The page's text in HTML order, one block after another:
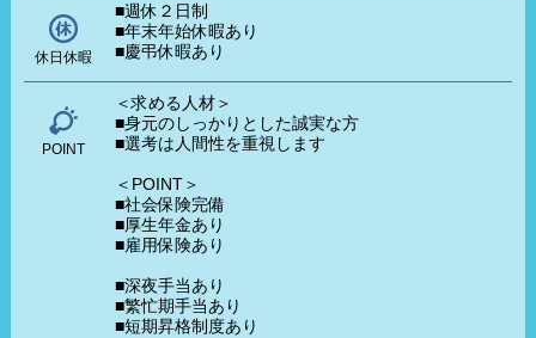
休日休暇
■週休２日制
■年末年始休暇あり
■慶弔休暇あり
POINT
＜求める人材＞
■身元のしっかりとした誠実な方
■選考は人間性を重視します
＜POINT＞
■社会保険完備
■厚生年金あり
■雇用保険あり
■深夜手当あり
■繁忙期手当あり
■短期昇格制度あり